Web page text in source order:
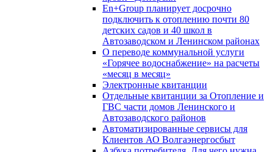
En+Group планирует досрочно
подключить к отоплению почти 80
детских садов и 40 школ в
Автозаводском и Ленинском районах
О переводе коммунальной услуги
«Горячее водоснабжение» на расчеты
«месяц в месяц»
Электронные квитанции
Отдельные квитанции за Отопление и
ГВС части домов Ленинского и
Автозаводского районов
Автоматизированные сервисы для
Клиентов АО Волгаэнергосбыт